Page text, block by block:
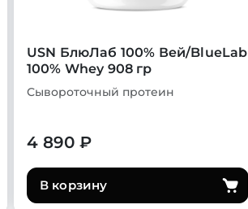
USN БлюЛаб 100% Вей/BlueLab
100% Whey 908 гр
Сывороточный протеин
4 890 ₽
В корзину